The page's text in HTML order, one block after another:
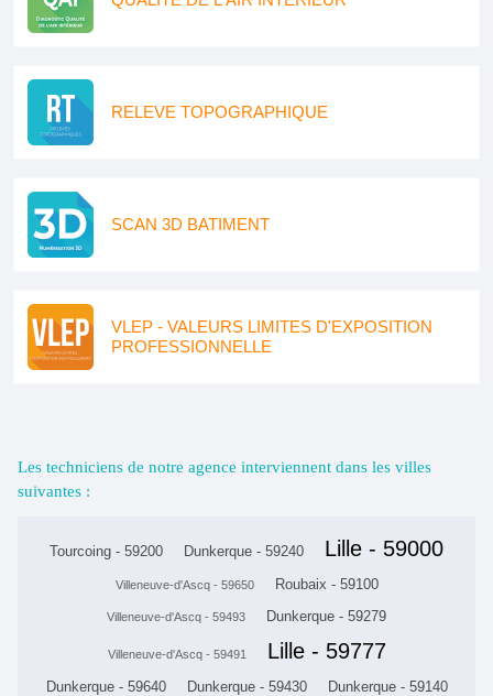
RELEVE TOPOGRAPHIQUE
SCAN 3D BATIMENT
VLEP - VALEURS LIMITES D'EXPOSITION
PROFESSIONNELLE
Les techniciens de notre agence interviennent dans les villes
suivantes :
Tourcoing - 59200 Dunkerque - 59240 Lille - 59000
Villeneuve-d'Ascq - 59650 Roubaix - 59100
Villeneuve-d'Ascq - 59493 Dunkerque - 59279
Villeneuve-d'Ascq - 59491 Lille - 59777
Dunkerque - 59640 Dunkerque - 59430 Dunkerque - 59140